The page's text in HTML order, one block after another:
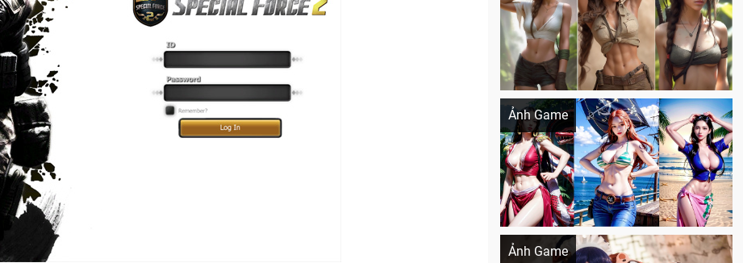
Ảnh Game
Khi AI Cosplay gái đẹp One Piece
Ảnh Game
Cosplay Xiangling siêu cute